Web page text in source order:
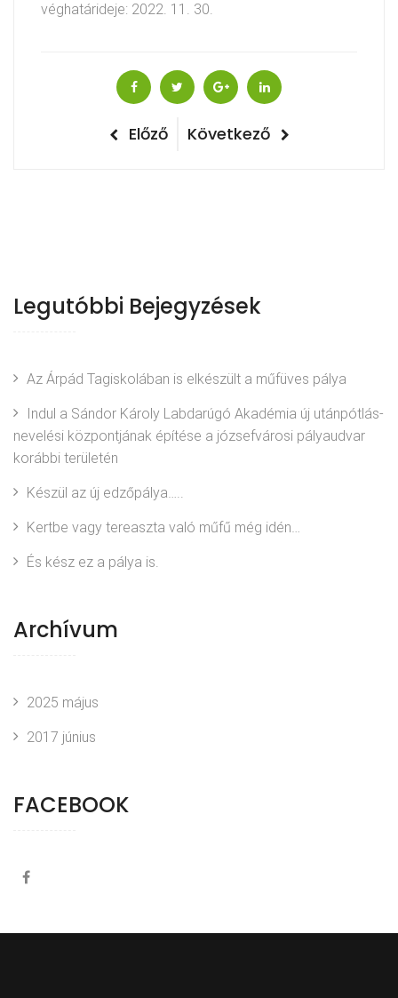
véghatárideje: 2022. 11. 30.
g
y
z
é
s
n
a
v
i
g
á
c
i
E Előző
K
z
Következő
Legutóbbi Bejegyzések
Az Árpád Tagiskolában is elkészült a műfüves pálya
Indul a Sándor Károly Labdarúgó Akadémia új utánpótlás-
nevelési központjának építése a józsefvárosi pályaudvar
korábbi területén
Készül az új edzőpálya…..
Kertbe vagy tereaszta való műfű még idén…
És kész ez a pálya is.
Archívum
2025 május
2017 június
FACEBOOK